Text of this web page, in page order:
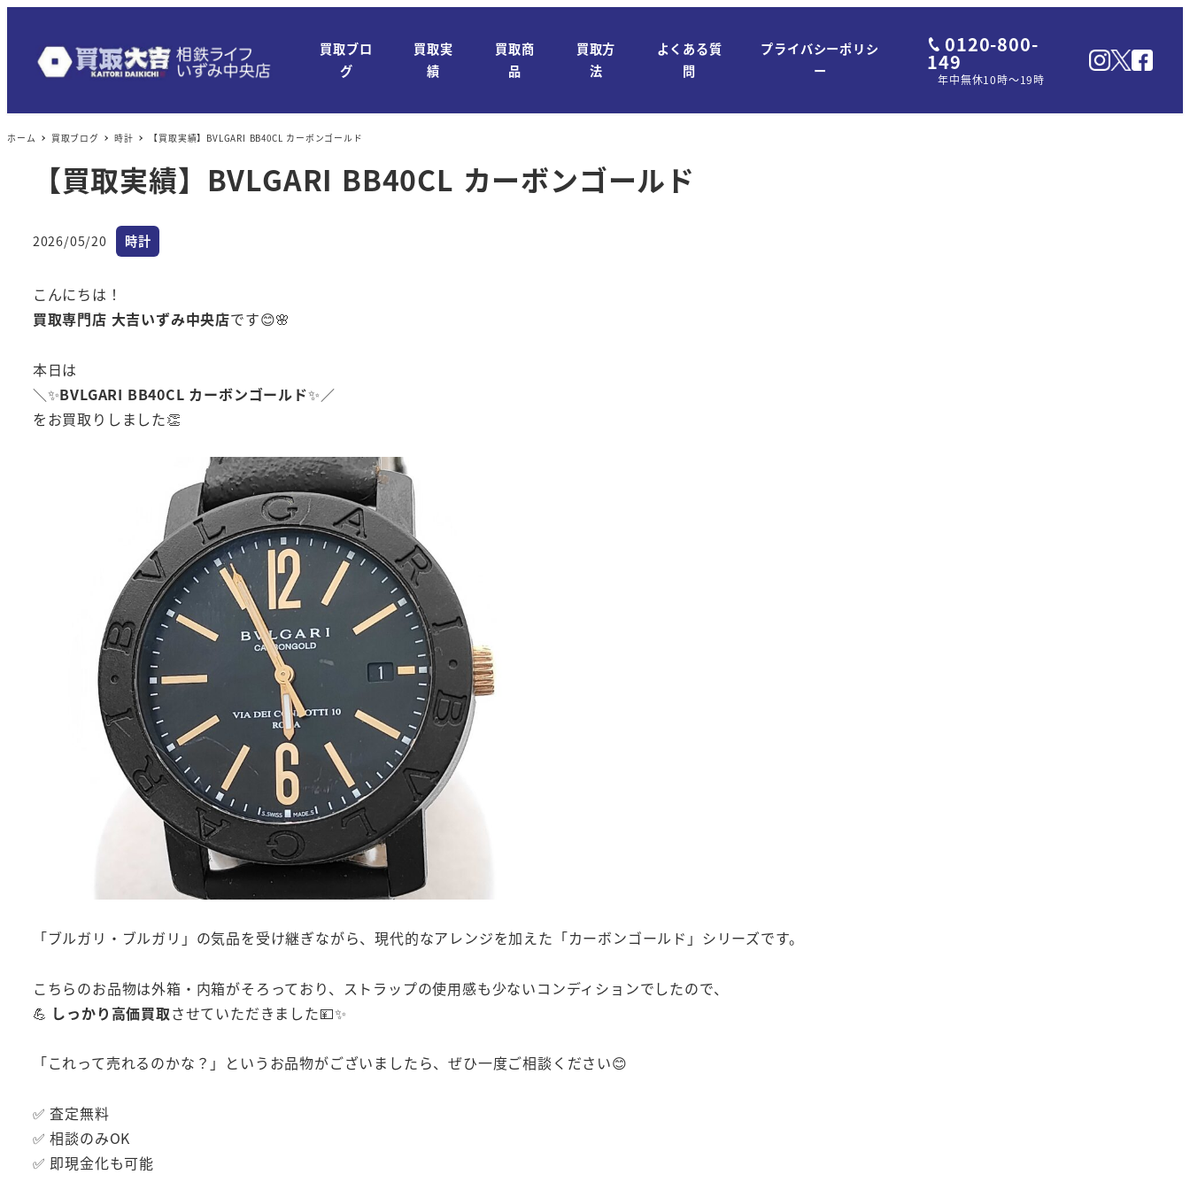
買取ブロ
グ
買取実
績
買取商
品
買取方
法
よくある質
問
プライバシーポリシ
ー
0120-800-
149
年中無休10時～19時
ホーム 買取ブログ 時計 【買取実績】BVLGARI BB40CL カーボンゴールド
【買取実績】BVLGARI BB40CL カーボンゴールド
投稿日
2026/05/20 カテゴリー
時計
こんにちは！
買取専門店 大吉いずみ中央店です😊🌸
本日は
＼✨BVLGARI BB40CL カーボンゴールド✨／
をお買取りしました👏
「ブルガリ・ブルガリ」の気品を受け継ぎながら、現代的なアレンジを加えた「カーボンゴールド」シリーズです。
こちらのお品物は外箱・内箱がそろっており、ストラップの使用感も少ないコンディションでしたので、
💪 しっかり高価買取させていただきました💴✨
「これって売れるのかな？」というお品物がございましたら、ぜひ一度ご相談ください😊
✅ 査定無料
✅ 相談のみOK
✅ 即現金化も可能